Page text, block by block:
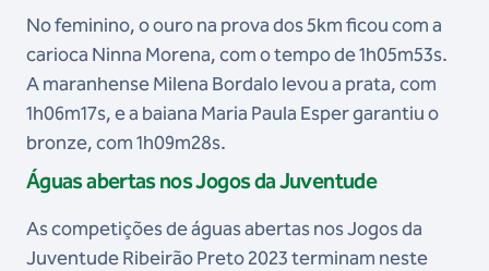
No feminino, o ouro na prova dos 5km ficou com a
carioca Ninna Morena, com o tempo de 1h05m53s.
A maranhense Milena Bordalo levou a prata, com
1h06m17s, e a baiana Maria Paula Esper garantiu o
bronze, com 1h09m28s.
Águas abertas nos Jogos da Juventude
As competições de águas abertas nos Jogos da
Juventude Ribeirão Preto 2023 terminam neste